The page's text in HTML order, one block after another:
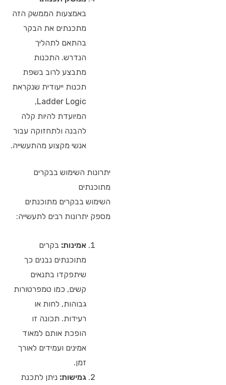
באמצעות הממשק הזה
מתכנתים את הבקר
בהתאם לתהליך
הנדרש. התכנות
מתבצע לרוב בשפת
תכנות ייעודית שנקראת
Ladder Logic,
המיועדת להיות קלה
להבנה ולתחזוקה עבור
אנשי מקצוע מהתעשייה.
יתרונות השימוש בבקרים
מתוכנתים
השימוש בבקרים מתוכנתים
מספק יתרונות רבים לתעשייה:
אמינות: בקרים
מתוכנתים נבנים כך
שיתפקדו בתנאים
קשים, כמו טמפרטורות
גבוהות, לחות או
רעידות. תכונה זו
הופכת אותם למאוד
אמינים ועמידים לאורך
זמן.
גמישות: ניתן לתכנת